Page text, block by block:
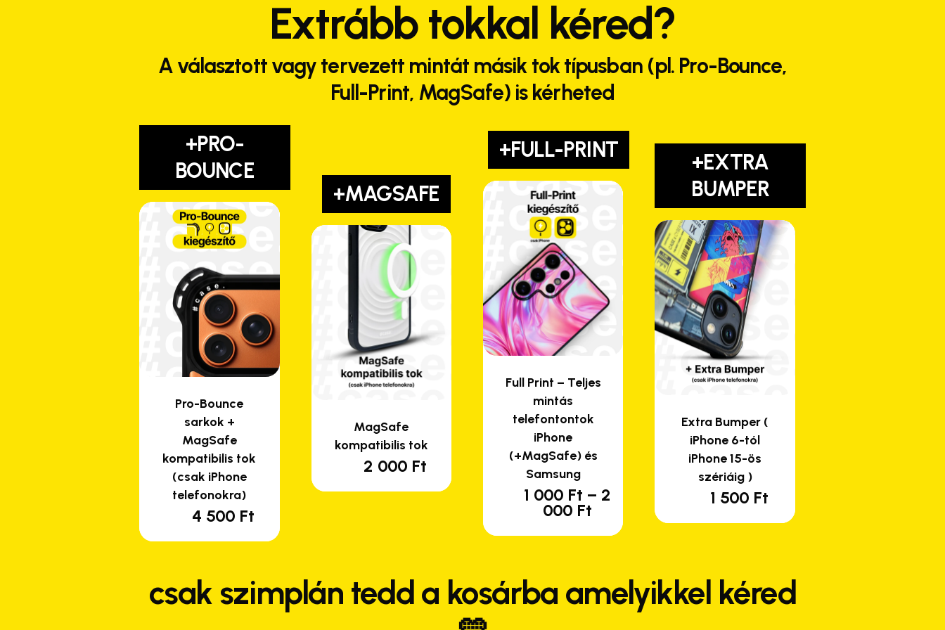
Extrább tokkal kéred?
A választott vagy tervezett mintát másik tok típusban (pl. Pro-Bounce,
Full-Print, MagSafe) is kérheted
+PRO-
BOUNCE
Pro-Bounce
sarkok +
MagSafe
kompatibilis tok
(csak iPhone
telefonokra)
4 500 Ft
+MAGSAFE
MagSafe
kompatibilis tok
2 000 Ft
+FULL-PRINT
Full Print – Teljes
mintás
telefontontok
iPhone
(+MagSafe) és
Samsung
1 000 Ft – 2
000 FtÁrtartomány:
000 Ft
000 Ft
terméknek
van.
+EXTRA
BUMPER
Extra Bumper (
iPhone 6-tól
iPhone 15-ös
szériáig )
1 500 Ft
csak szimplán tedd a kosárba amelyikkel kéred